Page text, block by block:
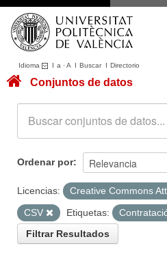
Idioma I a ·A I BuscarI Directorio
Conjuntos de datos
Acerca de
Portal de Transparencia
Conjuntos de datos
Ordenar por
Licencias: Creative Commons
CSV
Etiquetas:
Filtrar Resultados